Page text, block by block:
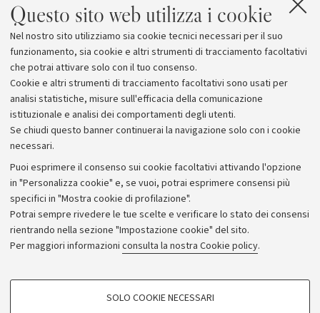
Questo sito web utilizza i cookie
Nel nostro sito utilizziamo sia cookie tecnici necessari per il suo
funzionamento, sia cookie e altri strumenti di tracciamento facoltativi
che potrai attivare solo con il tuo consenso.
Cookie e altri strumenti di tracciamento facoltativi sono usati per
analisi statistiche, misure sull'efficacia della comunicazione
istituzionale e analisi dei comportamenti degli utenti.
Se chiudi questo banner continuerai la navigazione solo con i cookie
necessari.
Puoi esprimere il consenso sui cookie facoltativi attivando l'opzione
in "Personalizza cookie" e, se vuoi, potrai esprimere consensi più
specifici in "Mostra cookie di profilazione".
Potrai sempre rivedere le tue scelte e verificare lo stato dei consensi
rientrando nella sezione "Impostazione cookie" del sito.
Per maggiori informazioni consulta la nostra Cookie policy.
COOKIE DI PROFILAZIONE - FACOLTATIVI
SOLO COOKIE NECESSARI
Archivio
Comunicati stampa
Redazione
Rassegna stampa